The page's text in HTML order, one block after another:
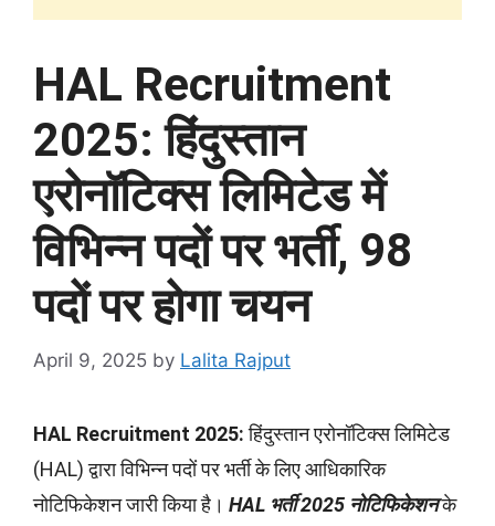
HAL Recruitment
2025: हिंदुस्तान
एरोनॉटिक्स लिमिटेड में
विभिन्न पदों पर भर्ती, 98
पदों पर होगा चयन
April 9, 2025 by Lalita Rajput
HAL Recruitment 2025:हिंदुस्तान एरोनॉटिक्स लिमिटेड
(HAL) द्वारा विभिन्न पदों पर भर्ती के लिए आधिकारिक
नोटिफिकेशन जारी किया है। HAL भर्ती 2025 नोटिफिकेशनके